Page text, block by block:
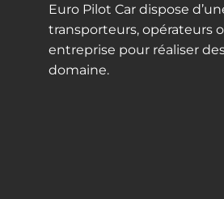
Euro Pilot Car dispose
transporteurs, opérateurs
entreprise pour réaliser
domaine.